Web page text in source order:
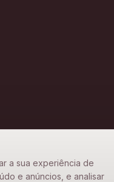
a sua experiência de
e anúncios, e analisar